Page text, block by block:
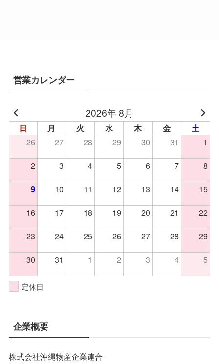
営業カレンダー
2026年 8月
日 月 火 水 木 金 土
26 27 28 29 30 31
1
2
3 4 5 6 7 8
9 10 11 12 13 14
15
16
17 18 19 20 21
22
23
24 25 26 27 28
29
30
31 1 2 3 4 5
定休日
企業概要
株式会社沖縄物産企業連合